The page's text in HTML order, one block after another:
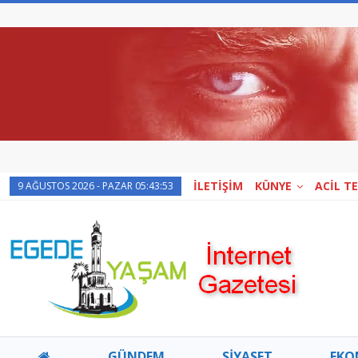
9 AĞUSTOS 2026 - PAZAR 05:43:53 İLETİŞİM KÜNYE ACİL